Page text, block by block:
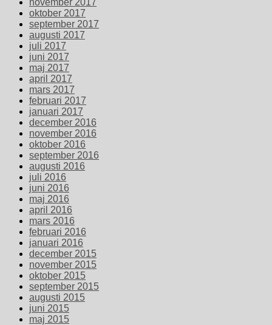
oktober 2017
september 2017
augusti 2017
juli 2017
juni 2017
maj 2017
april 2017
mars 2017
februari 2017
januari 2017
december 2016
november 2016
oktober 2016
september 2016
augusti 2016
juli 2016
juni 2016
maj 2016
april 2016
mars 2016
februari 2016
januari 2016
december 2015
november 2015
oktober 2015
september 2015
augusti 2015
juni 2015
maj 2015